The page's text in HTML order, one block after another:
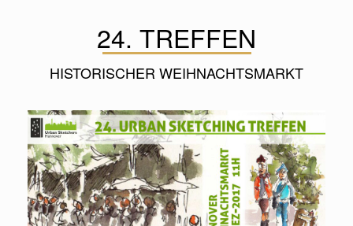
24. TREFFEN
HISTORISCHER WEIHNACHTSMARKT